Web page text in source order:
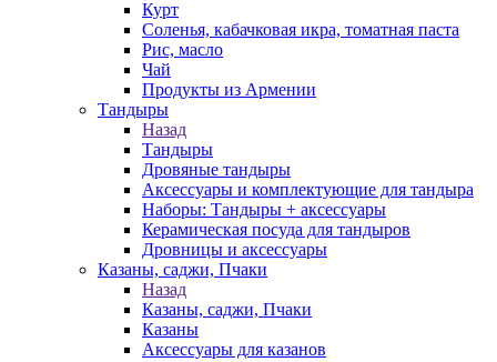
Курт
Соленья, кабачковая икра, томатная паста
Рис, масло
Чай
Продукты из Армении
Тандыры
Назад
Тандыры
Дровяные тандыры
Аксессуары и комплектующие для тандыра
Наборы: Тандыры + аксессуары
Керамическая посуда для тандыров
Дровницы и аксессуары
Казаны, саджи, Пчаки
Назад
Казаны, саджи, Пчаки
Казаны
Аксессуары для казанов